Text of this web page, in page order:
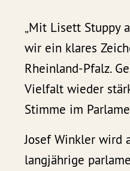
„Mit Lisett Stuppy
wir ein klares
Rheinland-Pfalz.
Vielfalt wieder
Stimme im
Josef Winkler wird
langjährige